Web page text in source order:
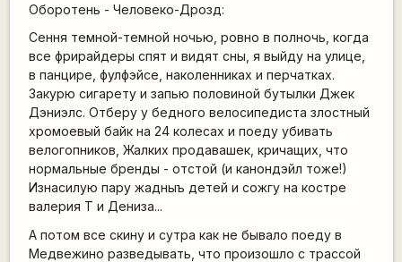
Оборотень - Человеко-Дрозд:
Сення темной-темной ночью, ровно в полночь, когда
все фрирайдеры спят и видят сны, я выйду на улице,
в панцире, фулфэйсе, наколенниках и перчатках.
Закурю сигарету и запью половиной бутылки Джек
Дэниэлс. Отберу у бедного велосипедиста злостный
хромоевый байк на 24 колесах и поеду убивать
велогопников, Жалких продавашек, кричащих, что
нормальные бренды - отстой (и канондэйл тоже!)
Изнасилую пару жадныъ детей и сожгу на костре
валерия Т и Дениза...
А потом все скину и сутра как не бывало поеду в
Медвежино разведывать, что произошло с трассой